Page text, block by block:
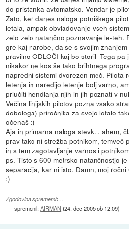
do pristanka avtomatsko. Vendar je
Zato, ker danes naloga potniškega
letala, ampak obvladovanje vseh
zelo zelo natančno poznavanje le-teh.
gre kaj narobe, da se s svojim
pravilno ODLOČI kaj bo storil. Tega pa
nikakor ne kos še tako brihtnega
napredni sistemi dvorezen meč. Pilota
letenja in naredijo letenje bolj varno,
priučiti hendlanja njih in jih poznati v
Večina linijskih pilotov pozna vsako
debelega) priročnika za svoje letalo
očenaš :)
Aja in primarna naloga stevk... ahem,
prav tako ni strežba potnikom, temveč
in s tem zagotavljanje varnosti
ps. Tisto s 600 metrsko natančnostjo
separacija, kar ni isto. Damn, moj
:)
Zgodovina sprememb…
spremenil:AIRMAN(24. dec 2005 ob 12:09)